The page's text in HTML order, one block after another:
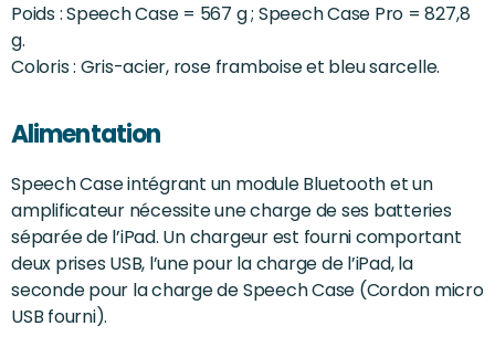
Poids : Speech Case = 567 g ; Speech Case Pro = 827,8
g.
Coloris : Gris-acier, rose framboise et bleu sarcelle.
Alimentation
Speech Case intégrant un module Bluetooth et un
amplificateur nécessite une charge de ses batteries
séparée de l’iPad. Un chargeur est fourni comportant
deux prises USB, l’une pour la charge de l’iPad, la
seconde pour la charge de Speech Case (Cordon micro
USB fourni).